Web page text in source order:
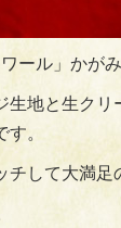
ール」かが
地と生クリ
。
して大満足